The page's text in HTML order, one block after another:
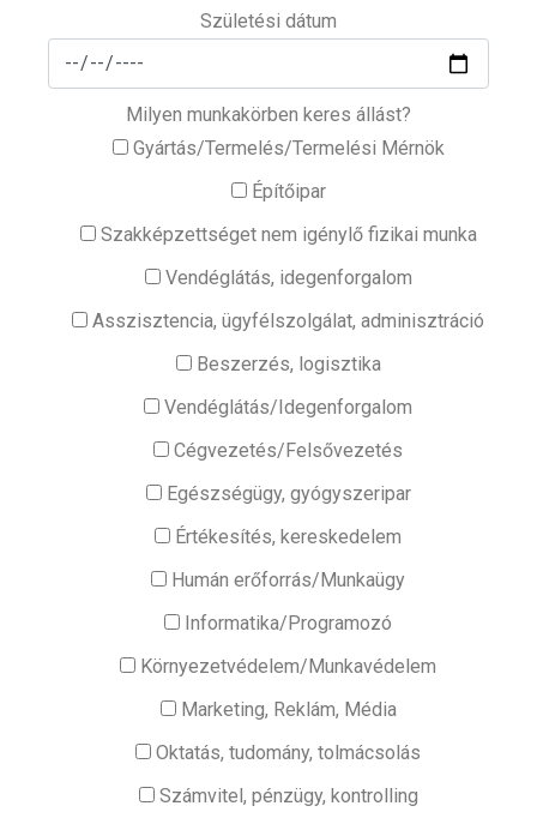
Születési dátum
Milyen munkakörben keres állást?
Gyártás/Termelés/Termelési Mérnök
Építőipar
Szakképzettséget nem igénylő fizikai munka
Vendéglátás, idegenforgalom
Asszisztencia, ügyfélszolgálat, adminisztráció
Beszerzés, logisztika
Vendéglátás/Idegenforgalom
Cégvezetés/Felsővezetés
Egészségügy, gyógyszeripar
Értékesítés, kereskedelem
Humán erőforrás/Munkaügy
Informatika/Programozó
Környezetvédelem/Munkavédelem
Marketing, Reklám, Média
Oktatás, tudomány, tolmácsolás
Számvitel, pénzügy, kontrolling